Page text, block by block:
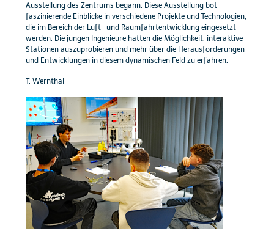
Ausstellung des Zentrums begann. Diese Ausstellung bot
faszinierende Einblicke in verschiedene Projekte und Technologien,
die im Bereich der Luft- und Raumfahrtentwicklung eingesetzt
werden. Die jungen Ingenieure hatten die Möglichkeit, interaktive
Stationen auszuprobieren und mehr über die Herausforderungen
und Entwicklungen in diesem dynamischen Feld zu erfahren.
T. Wernthal